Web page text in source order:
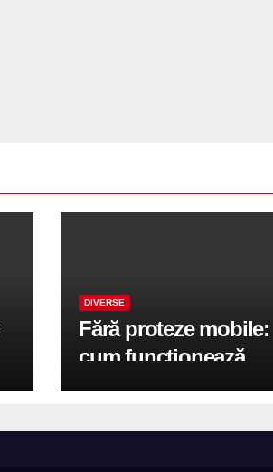
DIVERSE
Fără proteze mobile:
cum funcționează
reabilitarea completă